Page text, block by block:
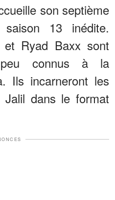
son septième
13 inédite.
et Ryad Baxx sont
connus à la
Ils incarneront les
dans le format